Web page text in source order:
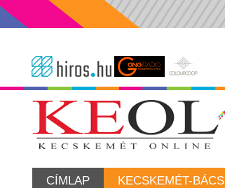
CÍMLAP KECSKEMÉT-BÁCS